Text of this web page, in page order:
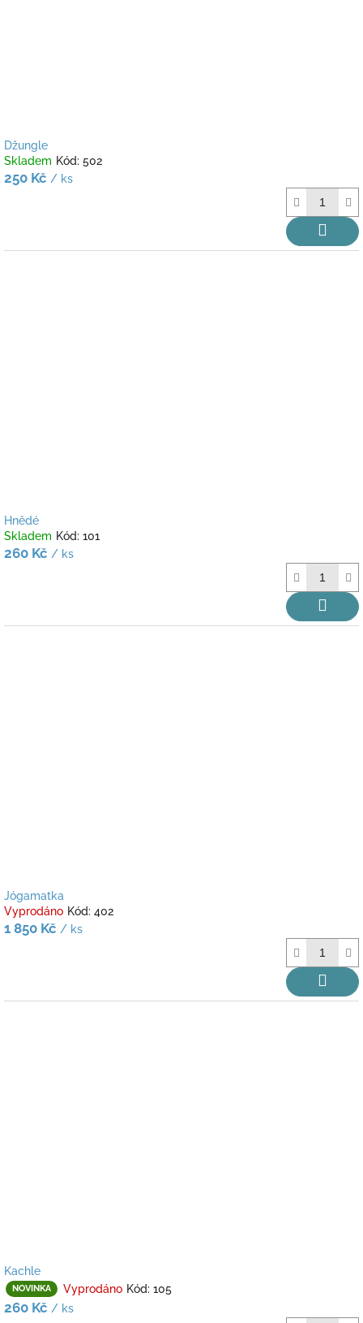
Džungle
Skladem Kód: 502
250 Kč / ks
Hnědé
Skladem Kód: 101
260 Kč / ks
Jógamatka
Vyprodáno Kód: 402
1 850 Kč / ks
Kachle
NOVINKA Vyprodáno Kód: 105
260 Kč / ks